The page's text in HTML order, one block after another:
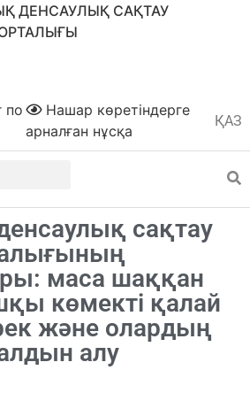
ДЕНСАУЛЫҚ САҚТАУ
ҚАЗ
РУС
Нашар көретіндерге
арналған нұсқа
по
сақтау
маса шаққан
көмекті қалай
және олардың
алу